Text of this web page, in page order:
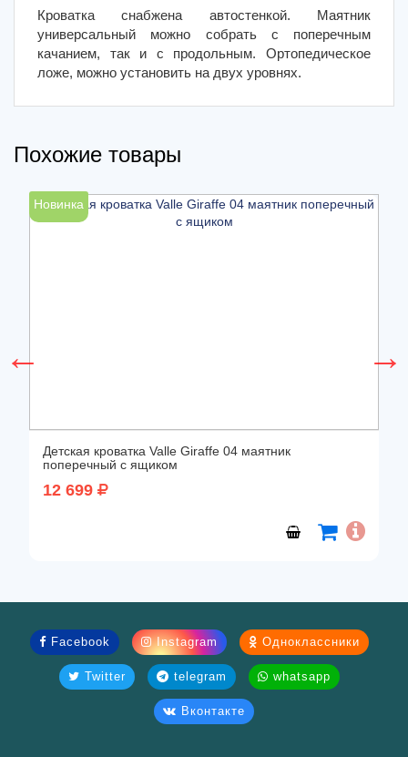
Кроватка снабжена автостенкой. Маятник
универсальный можно собрать с поперечным
качанием, так и с продольным. Ортопедическое
ложе, можно установить на двух уровнях.
Похожие товары
Новинка
Детская кроватка Valle Giraffe 04 маятник
поперечный с ящиком
12 699
Facebook Instagram Одноклассники
Twitter telegram whatsapp
Вконтакте